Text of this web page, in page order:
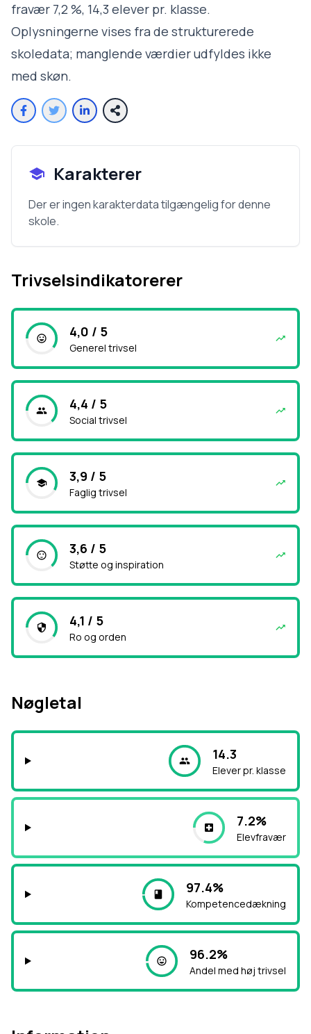
fravær 7,2 %, 14,3 elever pr. klasse.
Oplysningerne vises fra de strukturerede
skoledata; manglende værdier udfyldes ikke
med skøn.
Karakterer
Der er ingen karakterdata tilgængelig for denne
skole.
Trivselsindikatorerer
4,0 / 5
Generel trivsel
4,4 / 5
Social trivsel
3,9 / 5
Faglig trivsel
3,6 / 5
Støtte og inspiration
4,1 / 5
Ro og orden
Nøgletal
14.3
Elever pr. klasse
7.2%
Elevfravær
97.4%
Kompetencedækning
96.2%
Andel med høj trivsel